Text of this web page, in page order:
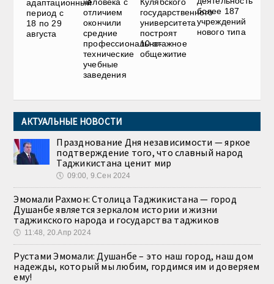
адаптационный
период с
18 по 29
августа
отличием
окончили
средние
профессионально-
технические
учебные
заведения
государственного
университета
построят
10-этажное
общежитие
более 187
учреждений
нового типа
АКТУАЛЬНЫЕ НОВОСТИ
Празднование Дня независимости — яркое
подтверждение того, что славный народ
Таджикистана ценит мир
🕔 09:00, 9.Сен 2024
Эмомали Рахмон: Столица Таджикистана — город
Душанбе является зеркалом истории и жизни
таджикского народа и государства таджиков
🕔 11:48, 20.Апр 2024
Рустами Эмомали: Душанбе – это наш город, наш дом
надежды, который мы любим, гордимся им и доверяем
ему!